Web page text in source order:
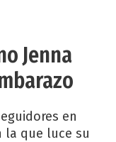
Jenna
en
la que luce su